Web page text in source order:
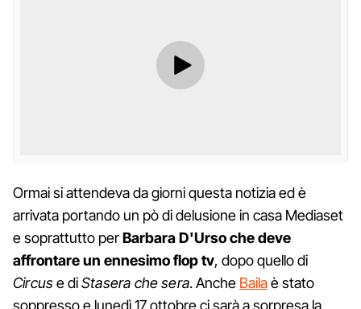
Ormai si attendeva da giorni questa notizia ed è
arrivata portando un pò di delusione in casa Mediaset
e soprattutto perBarbara D'Urso che deve
affrontare un ennesimo flop tv, dopo quello di
Circuse diStasera che sera. Anche Bailaè stato
soppresso e lunedì 17 ottobre ci sarà a sorpresa la